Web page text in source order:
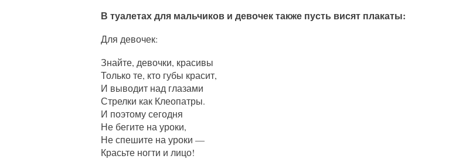
В туалетах для мальчиков и девочек также пусть висят плакаты:
Для девочек:
Знайте, девочки, красивы
Только те, кто губы красит,
И выводит над глазами
Стрелки как Клеопатры.
И поэтому сегодня
Не бегите на уроки,
Не спешите на уроки —
Красьте ногти и лицо!